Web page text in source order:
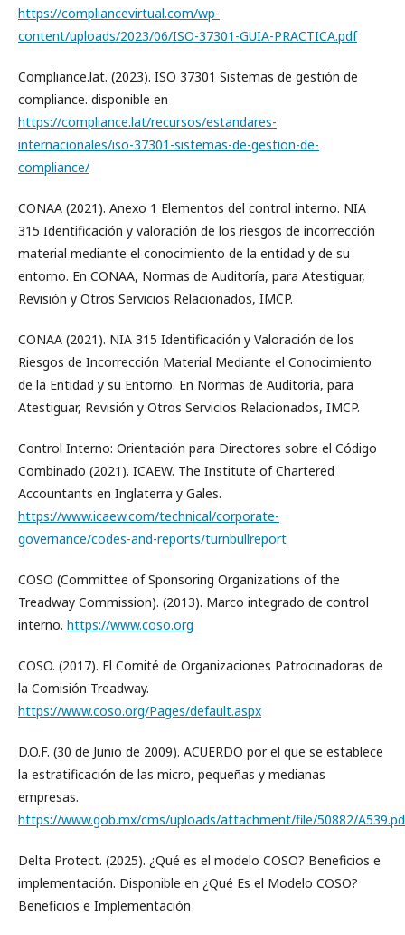
https://compliancevirtual.com/wp-
content/uploads/2023/06/ISO-37301-GUIA-PRACTICA.pdf
Compliance.lat. (2023). ISO 37301 Sistemas de gestión de
compliance. disponible en
https://compliance.lat/recursos/estandares-
internacionales/iso-37301-sistemas-de-gestion-de-
compliance/
CONAA (2021). Anexo 1 Elementos del control interno. NIA
315 Identificación y valoración de los riesgos de incorrección
material mediante el conocimiento de la entidad y de su
entorno. En CONAA, Normas de Auditoría, para Atestiguar,
Revisión y Otros Servicios Relacionados, IMCP.
CONAA (2021). NIA 315 Identificación y Valoración de los
Riesgos de Incorrección Material Mediante el Conocimiento
de la Entidad y su Entorno. En Normas de Auditoria, para
Atestiguar, Revisión y Otros Servicios Relacionados, IMCP.
Control Interno: Orientación para Directores sobre el Código
Combinado (2021). ICAEW. The Institute of Chartered
Accountants en Inglaterra y Gales.
https://www.icaew.com/technical/corporate-
governance/codes-and-reports/turnbullreport
COSO (Committee of Sponsoring Organizations of the
Treadway Commission). (2013). Marco integrado de control
interno. https://www.coso.org
COSO. (2017). El Comité de Organizaciones Patrocinadoras de
la Comisión Treadway.
https://www.coso.org/Pages/default.aspx
D.O.F. (30 de Junio de 2009). ACUERDO por el que se establece
la estratificación de las micro, pequeñas y medianas
empresas.
https://www.gob.mx/cms/uploads/attachment/file/50882/
Delta Protect. (2025). ¿Qué es el modelo COSO? Beneficios e
implementación. Disponible en ¿Qué Es el Modelo COSO?
Beneficios e Implementación